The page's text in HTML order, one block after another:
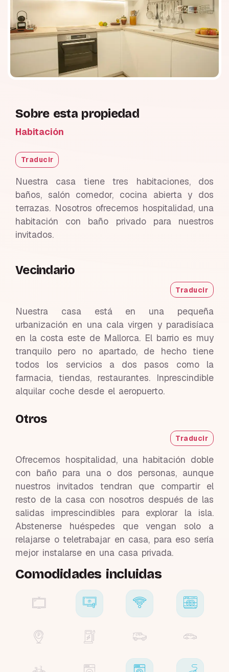
Sobre esta propiedad
Habitación
Traducir
Nuestra casa tiene tres habitaciones, dos
baños, salón comedor, cocina abierta y dos
terrazas. Nosotros ofrecemos hospitalidad, una
habitación con baño privado para nuestros
invitados.
Vecindario
Traducir
Nuestra casa está en una pequeña
urbanización en una cala virgen y paradisíaca
en la costa este de Mallorca. El barrio es muy
tranquilo pero no apartado, de hecho tiene
todos los servicios a dos pasos como la
farmacia, tiendas, restaurantes. Inprescindible
alquilar coche desde el aeropuerto.
Otros
Traducir
Ofrecemos hospitalidad, una habitación doble
con baño para una o dos personas, aunque
nuestros invitados tendran que compartir el
resto de la casa con nosotros después de las
salidas imprescindibles para explorar la isla.
Abstenerse huéspedes que vengan solo a
relajarse o teletrabajar en casa, para eso sería
mejor instalarse en una casa privada.
Comodidades incluidas